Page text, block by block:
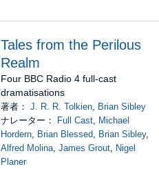
Tales from the Perilous
Realm
Four BBC Radio 4 full-cast
dramatisations
著者：J. R. R. Tolkien
Brian Sibley
ナレーター：
Full Cast
Michael
Hordern
Brian Blessed Brian Sibley,
Alfred Molina ,James Grout
Nigel
Planer